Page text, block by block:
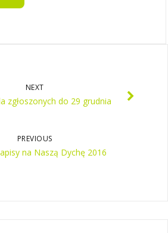
NEXT
zgłoszonych do 29 grudnia
PREVIOUS
na Naszą Dychę 2016